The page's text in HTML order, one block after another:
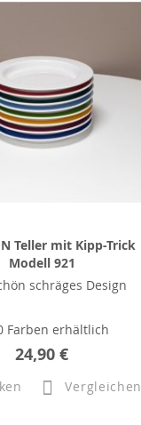
Teller mit Kipp-Trick
Modell 921
schräges Design
Farben erhältlich
24,90 €
Vergleichen